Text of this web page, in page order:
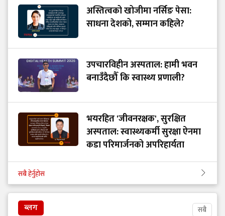
अस्तित्वको खोजीमा नर्सिङ पेसा:
साधना देशको, सम्मान कहिले?
उपचारविहीन अस्पताल: हामी भवन
बनाउँदैछौँ कि स्वास्थ्य प्रणाली?
भयरहित 'जीवनरक्षक', सुरक्षित
अस्पताल: स्वास्थ्यकर्मी सुरक्षा ऐनमा
कडा परिमार्जनको अपरिहार्यता
सबै हेर्नुहोस
ब्लग सबै